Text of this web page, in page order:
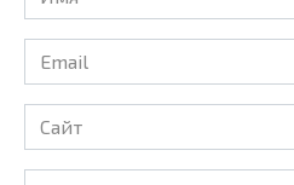
*
Email
*
Сайт